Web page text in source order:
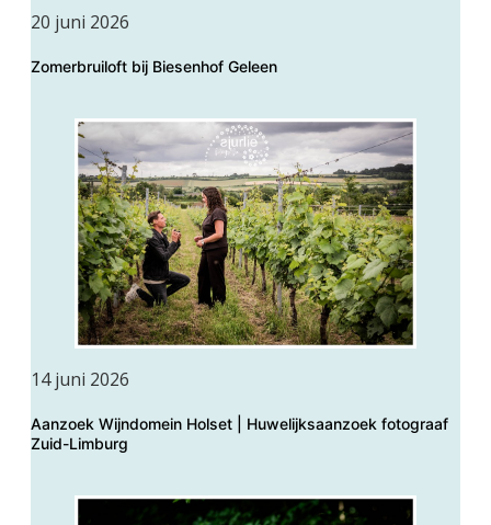
20 juni 2026
Zomerbruiloft bij Biesenhof Geleen
14 juni 2026
Aanzoek Wijndomein Holset | Huwelijksaanzoek fotograaf
Zuid-Limburg